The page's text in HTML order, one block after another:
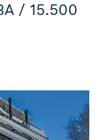
/ 15.500